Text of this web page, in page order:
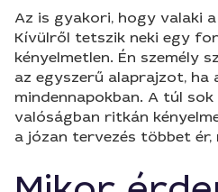
Az is gyakori, hogy valaki
Kívülről tetszik neki egy
kényelmetlen. Én személy
az egyszerű alaprajzot, ha
mindennapokban. A túl
valóságban ritkán
a józan tervezés többet